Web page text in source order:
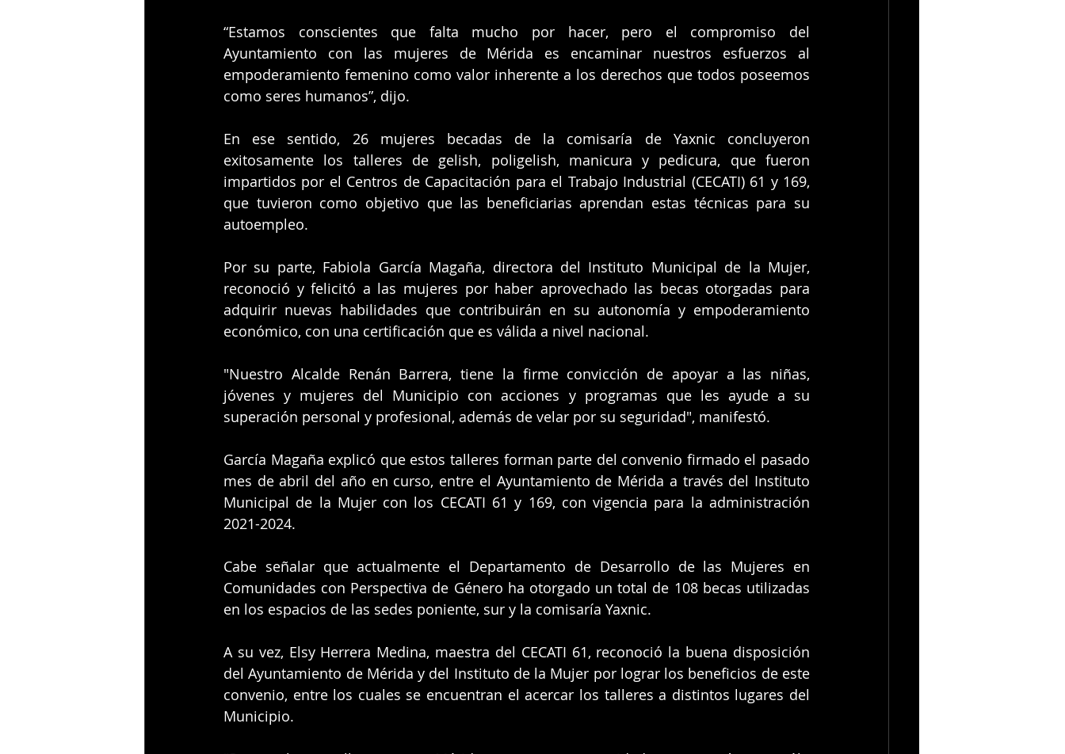
“Estamos conscientes que falta mucho por hacer, pero el compromiso del
Ayuntamiento con las mujeres de Mérida es encaminar nuestros esfuerzos al
empoderamiento femenino como valor inherente a los derechos que todos poseemos
como seres humanos”, dijo.
En ese sentido, 26 mujeres becadas de la comisaría de Yaxnic concluyeron
exitosamente los talleres de gelish, poligelish, manicura y pedicura, que fueron
impartidos por el Centros de Capacitación para el Trabajo Industrial (CECATI) 61 y 169,
que tuvieron como objetivo que las beneficiarias aprendan estas técnicas para su
autoempleo.
Por su parte, Fabiola García Magaña, directora del Instituto Municipal de la Mujer,
reconoció y felicitó a las mujeres por haber aprovechado las becas otorgadas para
adquirir nuevas habilidades que contribuirán en su autonomía y empoderamiento
económico, con una certificación que es válida a nivel nacional.
"Nuestro Alcalde Renán Barrera, tiene la firme convicción de apoyar a las niñas,
jóvenes y mujeres del Municipio con acciones y programas que les ayude a su
superación personal y profesional, además de velar por su seguridad", manifestó.
García Magaña explicó que estos talleres forman parte del convenio firmado el pasado
mes de abril del año en curso, entre el Ayuntamiento de Mérida a través del Instituto
Municipal de la Mujer con los CECATI 61 y 169, con vigencia para la administración
2021-2024.
Cabe señalar que actualmente el Departamento de Desarrollo de las Mujeres en
Comunidades con Perspectiva de Género ha otorgado un total de 108 becas utilizadas
en los espacios de las sedes poniente, sur y la comisaría Yaxnic.
A su vez, Elsy Herrera Medina, maestra del CECATI 61, reconoció la buena disposición
del Ayuntamiento de Mérida y del Instituto de la Mujer por lograr los beneficios de este
convenio, entre los cuales se encuentran el acercar los talleres a distintos lugares del
Municipio.